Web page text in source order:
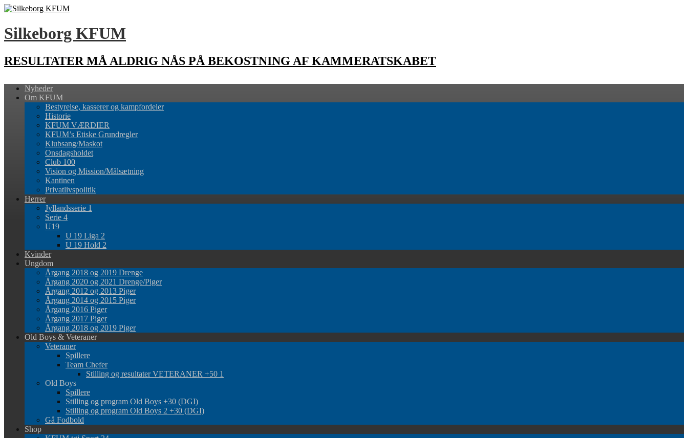
Silkeborg KFUM
RESULTATER MÅ ALDRIG NÅS PÅ BEKOSTNING AF KAMMERATSKABET
Nyheder
Om KFUM
Bestyrelse, kasserer og kampfordeler
Historie
KFUM VÆRDIER
KFUM’s Etiske Grundregler
Klubsang/Maskot
Onsdagsholdet
Club 100
Vision og Mission/Målsætning
Kantinen
Privatlivspolitik
Herrer
Jyllandsserie 1
Serie 4
U19
U 19 Liga 2
U 19 Hold 2
Kvinder
Ungdom
Årgang 2018 og 2019 Drenge
Årgang 2020 og 2021 Drenge/Piger
Årgang 2012 og 2013 Piger
Årgang 2014 og 2015 Piger
Årgang 2016 Piger
Årgang 2017 Piger
Årgang 2018 og 2019 Piger
Old Boys & Veteraner
Veteraner
Spillere
Team Chefer
Stilling og resultater VETERANER +50 1
Old Boys
Spillere
Stilling og program Old Boys +30 (DGI)
Stilling og program Old Boys 2 +30 (DGI)
Gå Fodbold
Shop